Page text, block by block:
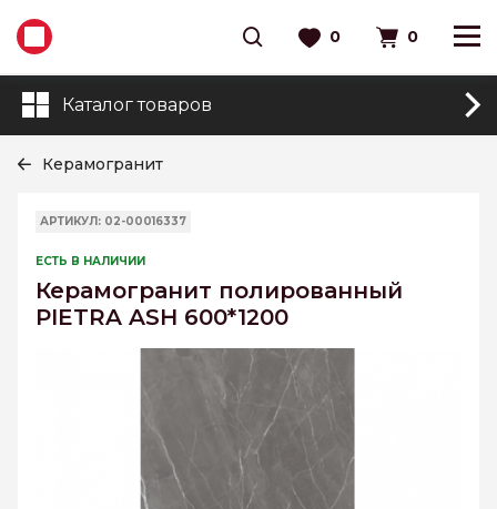
0 0
Каталог товаров
Керамогранит
АРТИКУЛ: 02-00016337
ЕСТЬ В НАЛИЧИИ
Керамогранит полированный
PIETRA ASH 600*1200